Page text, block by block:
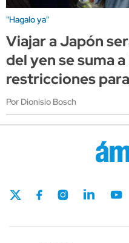
"Hagalo ya"
Viajar a Japón
del yen se suma
restricciones
Por Dionisio Bosch